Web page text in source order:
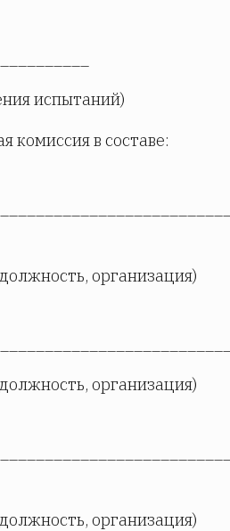
испытаний)
комиссия в составе:
организация)
организация)
организация)